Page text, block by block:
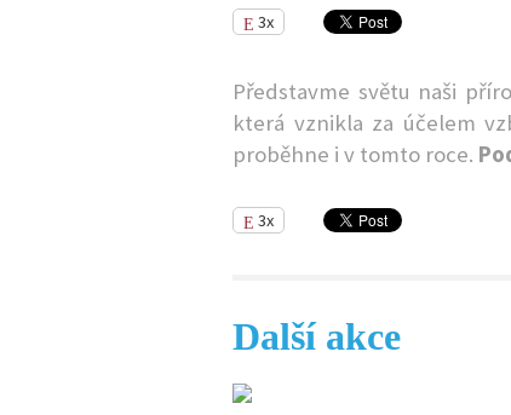
3x
Představme světu naši
která vznikla za účelem
proběhne i v tomto roce.
3x
Další akce